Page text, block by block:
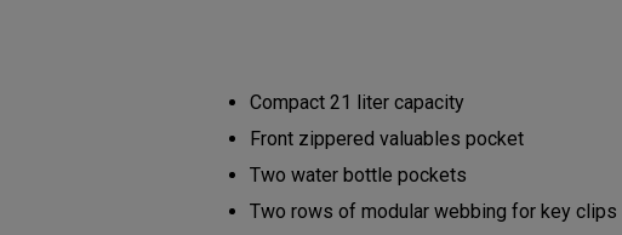
Compact 21 liter capacity
Front zippered valuables pocket
Two water bottle pockets
Two rows of modular webbing for key clips